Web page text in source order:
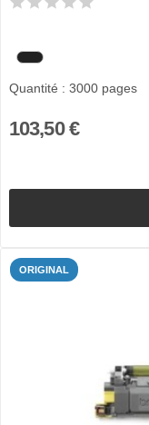
Quantité : 3000 pages
103,50 €
ORIGINAL